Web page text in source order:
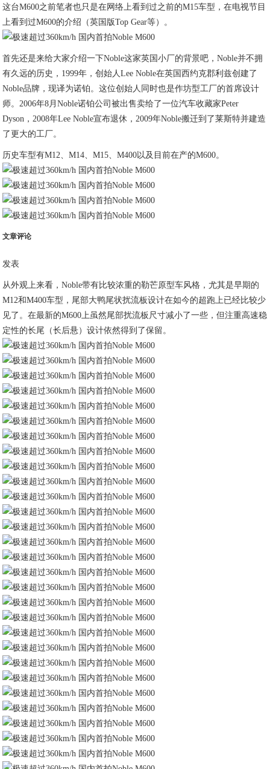
这台M600之前笔者也只是在网络上看到过之前的M15车型，在电视节目
上看到过M600的介绍（英国版Top Gear等）。
首先还是来给大家介绍一下Noble这家英国小厂的背景吧，Noble并不拥
有久远的历史，1999年，创始人Lee Noble在英国西约克郡利兹创建了
Noble品牌，现译为诺铂。这位创始人同时也是作坊型工厂的首席设计
师。2006年8月Noble诺铂公司被出售卖给了一位汽车收藏家Peter
Dyson，2008年Lee Noble宣布退休，2009年Noble搬迁到了莱斯特并建造
了更大的工厂。
历史车型有M12、M14、M15、M400以及目前在产的M600。
文章评论
发表
从外观上来看，Noble带有比较浓重的勒芒原型车风格，尤其是早期的
M12和M400车型，尾部大鸭尾状扰流板设计在如今的超跑上已经比较少
见了。在最新的M600上虽然尾部扰流板尺寸减小了一些，但注重高速稳
定性的长尾（长后悬）设计依然得到了保留。